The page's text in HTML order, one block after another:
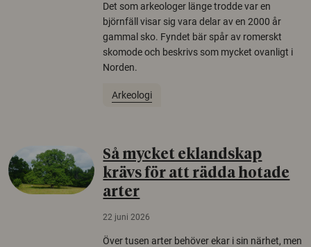
Det som arkeologer länge trodde var en
björnfäll visar sig vara delar av en 2000 år
gammal sko. Fyndet bär spår av romerskt
skomode och beskrivs som mycket ovanligt i
Norden.
Arkeologi
Så mycket eklandskap
krävs för att rädda hotade
arter
22 juni 2026
Över tusen arter behöver ekar i sin närhet, men